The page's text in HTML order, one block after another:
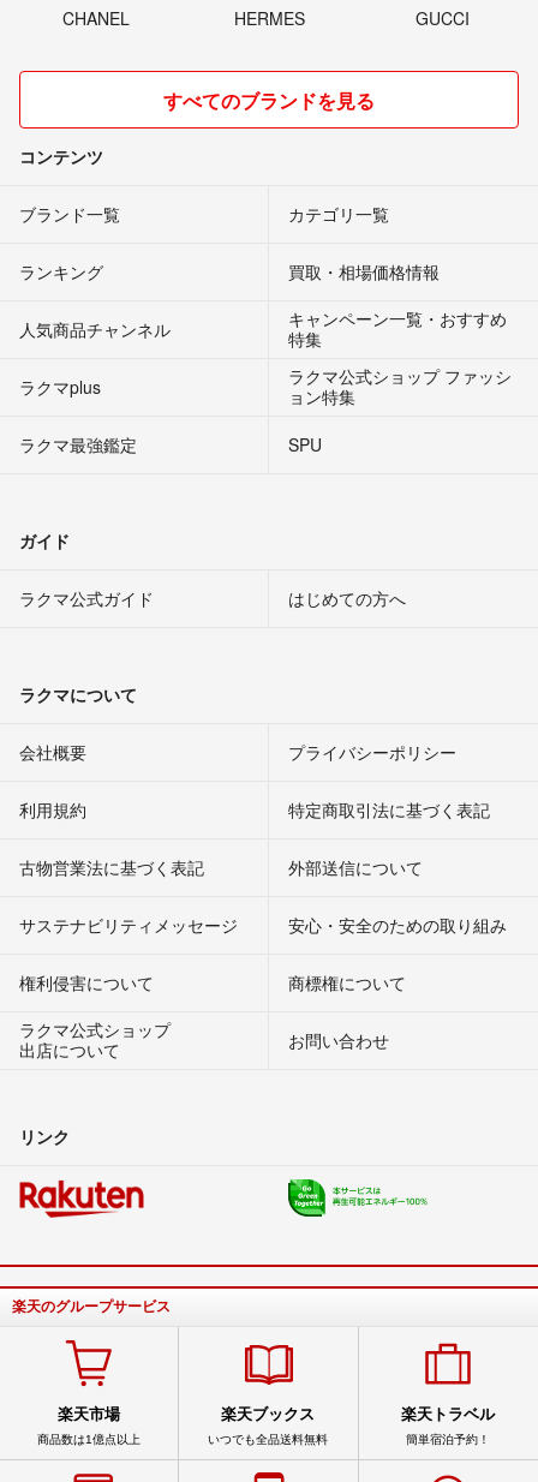
CHANEL HERMES GUCCI
すべてのブランドを見る
コンテンツ
ブランド一覧 カテゴリ一覧
ランキング 買取・相場価格情報
人気商品チャンネル
キャンペーン一覧・おすすめ
特集
ラクマplus
ラクマ公式ショップ ファッシ
ョン特集
ラクマ最強鑑定
SPU
ガイド
ラクマ公式ガイド はじめての方へ
ラクマについて
会社概要 プライバシーポリシー
利用規約 特定商取引法に基づく表記
古物営業法に基づく表記 外部送信について
サステナビリティメッセージ 安心・安全のための取り組み
権利侵害について
商標権について
ラクマ公式ショップ
出店について
お問い合わせ
リンク
楽天のグループサービス
楽天市場
商品数は1億点以上
楽天ブックス
いつでも全品送料無料
楽天トラベル
簡単宿泊予約！